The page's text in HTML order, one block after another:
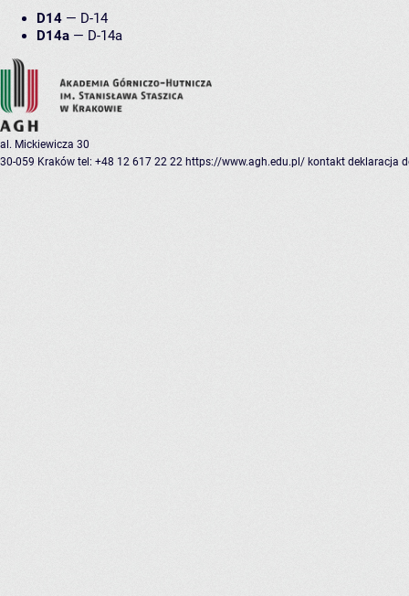
D14 — D-14
D14a — D-14a
al. Mickiewicza 30
30-059 Kraków tel: +48 12 617 22 22 https://www.agh.edu.pl/ kontakt deklaracja